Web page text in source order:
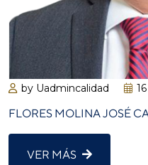
by Uadmincalidad
FLORES MOLINA JOSÉ
VER MÁS